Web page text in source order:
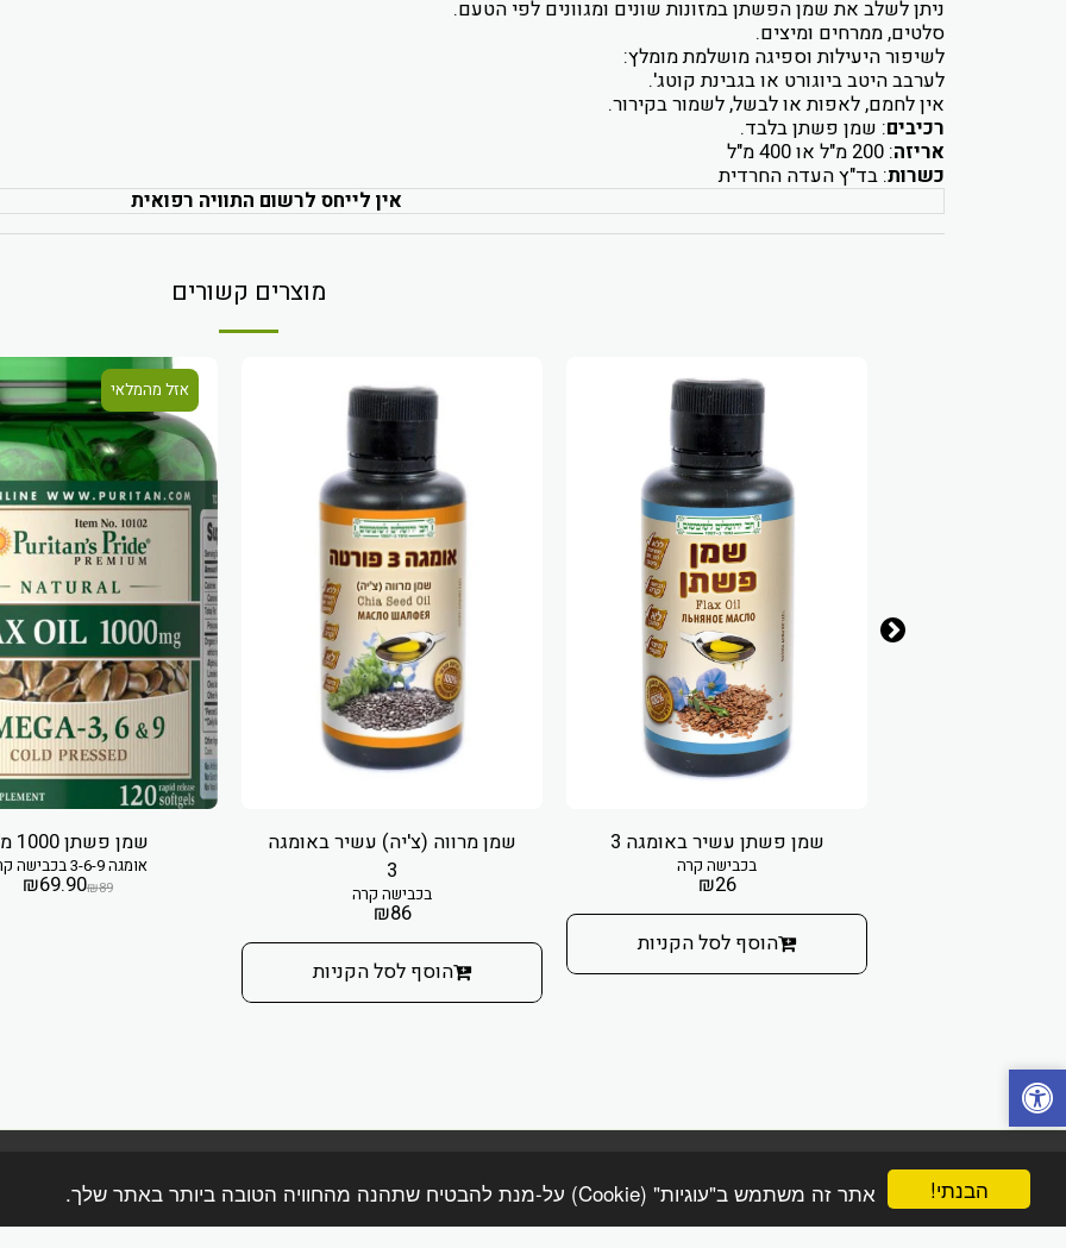
הבנתי! אתר זה משתמש ב"עוגיות" (Cookie) על-מנת להבטיח שתהנה מהחוויה הטובה ביותר באתר שלך.
ניתן לשלב את שמן הפשתן במזונות שונים ומגוונים לפי הטעם.
סלטים, ממרחים ומיצים.
לשיפור היעילות וספיגה מושלמת מומלץ:
לערבב היטב ביוגורט או בגבינת קוטג'.
אין לחמם, לאפות או לבשל, לשמור בקירור.
רכיבים: שמן פשתן בלבד.
אריזה: 200 מ"ל או 400 מ"ל
כשרות: בד"ץ העדה החרדית
אין לייחס לרשום התוויה רפואית
מוצרים קשורים
שמן פשתן עשיר באומגה 3
בכבישה קרה
₪26
הוסף לסל הקניות
שמן מרווה (צ'יה) עשיר באומגה
3
בכבישה קרה
₪86
הוסף לסל הקניות
אזל מהמלאי
שמן פשתן 1000 מ"ג
אומגה 3-6-9 בכבישה קרה
₪89
₪69.90
הפינה הטבעית online
זכויות יוצרים © 2026 כל הזכויות שמורות
בית